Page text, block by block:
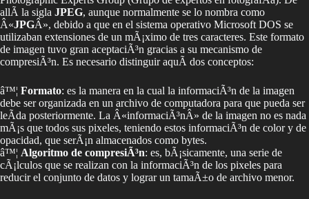
allÃ­ la sigla JPEG, aunque normalmente se lo nombra como
Â«JPGÂ», debido a que en el sistema operativo Microsoft DOS se
utilizaban extensiones de un mÃ¡ximo de tres caracteres. Este formato
de imagen tuvo gran aceptaciÃ³n gracias a su mecanismo de
compresiÃ³n. Es necesario distinguir aquÃ­ dos conceptos:
â™¦ Formato: es la manera en la cual la informaciÃ³n de la imagen
debe ser organizada en un archivo de computadora para que pueda ser
leÃ­da posteriormente. La Â«informaciÃ³nÂ» de la imagen no es nada
mÃ¡s que todos sus pixeles, teniendo estos informaciÃ³n de color y de
opacidad, que serÃ¡n almacenados como bytes.
â™¦ Algoritmo de compresiÃ³n: es, bÃ¡sicamente, una serie de
cÃ¡lculos que se realizan con la informaciÃ³n de los pixeles para
reducir el conjunto de datos y lograr un tamaÃ±o de archivo menor.